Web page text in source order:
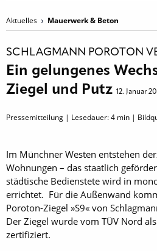
Aktuelles Mauerwerk & Beton
SCHLAGMANN POROTON
Ein gelungenes
Ziegel und Putz 12. Januar
Pressemitteilung | Lesedauer:4 min |
Im Münchner Westen entstehen
Wohnungen – das staatlich
städtische Bedienstete wird in
errichtet. Für die Außenwand
Poroton-Ziegel »S9« von
Der Ziegel wurde vom TÜV Nord
zertifiziert.